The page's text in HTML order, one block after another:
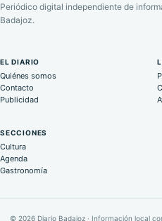
Periódico digital independiente de
Badajoz.
EL DIARIO
Quiénes somos
Contacto
Publicidad
SECCIONES
Cultura
Agenda
Gastronomía
© 2026 Diario Badajoz · Información local